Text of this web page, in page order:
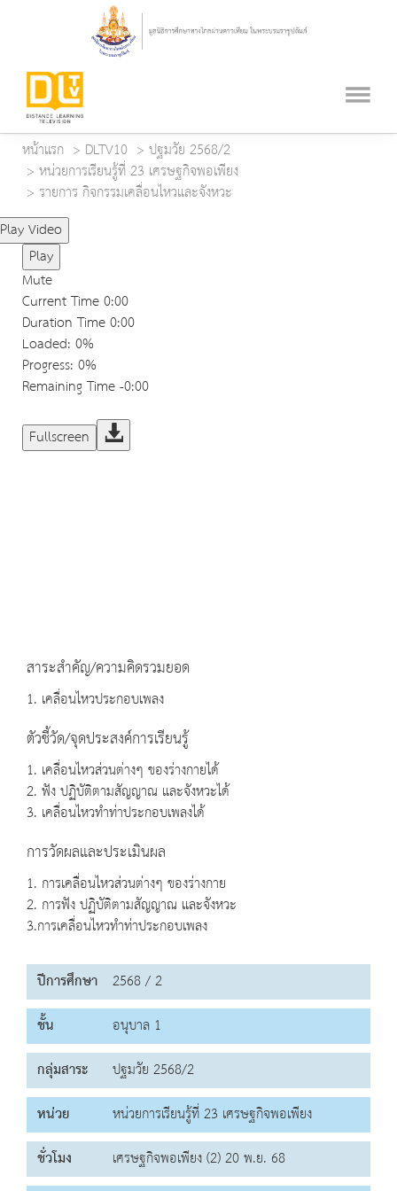
หน้าแรก DLTV10
ปฐมวัย 2568/2
หน่วยการเรียนรู้ที่ 23 เศรษฐกิจพอเพียง
รายการ กิจกรรมเคลื่อนไหวและจังหวะ
Play Video
Play
Mute
Current Time0:00
Duration Time0:00
Loaded: 0%
Progress: 0%
Remaining Time-0:00
Fullscreen
สาระสำคัญ/ความคิดรวมยอด
1. เคลื่อนไหวประกอบเพลง
ตัวชี้วัด/จุดประสงค์การเรียนรู้
1. เคลื่อนไหวส่วนต่างๆ ของร่างกายได้
2. ฟัง ปฏิบัติตามสัญญาณ และจังหวะได้
3. เคลื่อนไหวทำท่าประกอบเพลงได้
การวัดผลและประเมินผล
1. การเคลื่อนไหวส่วนต่างๆ ของร่างกาย
2. การฟัง ปฏิบัติตามสัญญาณ และจังหวะ
3.การเคลื่อนไหวทำท่าประกอบเพลง
ปีการศึกษา 2568 / 2
ชั้น
อนุบาล 1
กลุ่มสาระ
ปฐมวัย 2568/2
หน่วย
หน่วยการเรียนรู้ที่ 23 เศรษฐกิจพอเพียง
ชั่วโมง
เศรษฐกิจพอเพียง (2) 20 พ.ย. 68